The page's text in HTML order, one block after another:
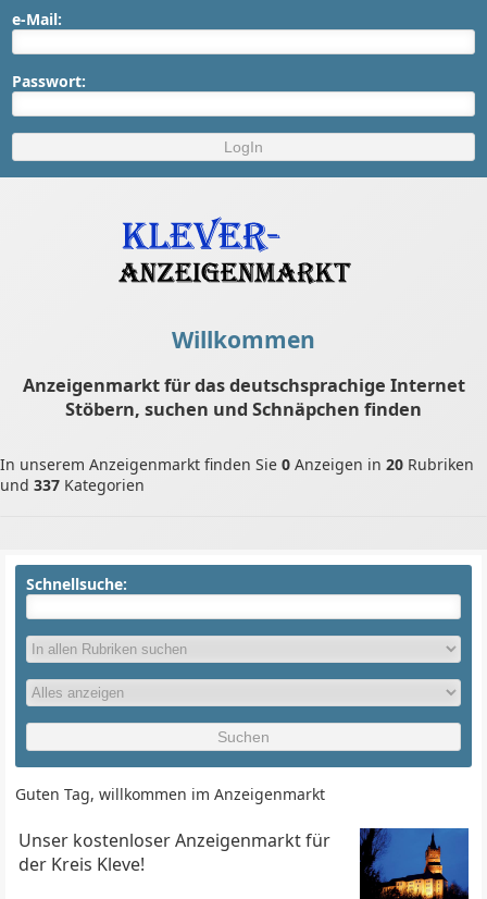
e-Mail:
Passwort:
Willkommen
Anzeigenmarkt für das deutschsprachige Internet
Stöbern, suchen und Schnäpchen finden
In unserem Anzeigenmarkt finden Sie 0 Anzeigen in 20 Rubriken
und 337 Kategorien
Schnellsuche:
Guten Tag, willkommen im Anzeigenmarkt
Unser kostenloser Anzeigenmarkt für
der Kreis Kleve!